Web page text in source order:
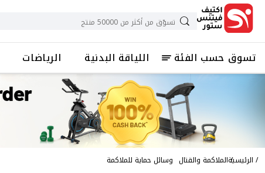
تسوق حسب الفئة اللياقة البدنية الرياضات
الرئيسيةالملاكمة والقتال وسائل حماية للملاكمة